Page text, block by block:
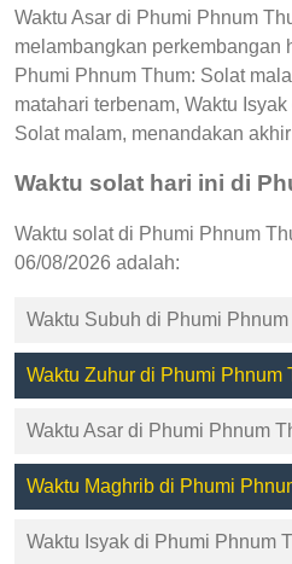
Waktu Asar di Phumi Phnum
melambangkan perkembangan
Phumi Phnum Thum: Solat
matahari terbenam, Waktu
Solat malam, menandakan
Waktu solat hari ini di
Waktu solat di Phumi Phnum
06/08/2026 adalah:
Waktu Subuh di Phumi
Waktu Zuhur di Phumi Phnum
Waktu Asar di Phumi Phnum
Waktu Maghrib di Phumi
Waktu Isyak di Phumi Phnum